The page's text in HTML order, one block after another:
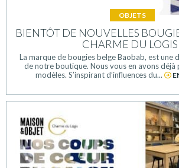
OBJETS
BIENTÔT DE NOUVELLES
CHARME DU
La marque de bougies belge Baobab, est une
de notre boutique. Nous vous en avons déjà
modèles. S’inspirant d’influences du...